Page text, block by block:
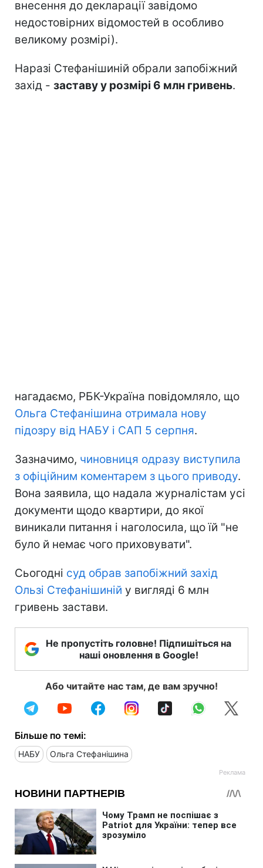
внесення до декларації завідомо
недостовірних відомостей в особливо
великому розмірі).
Наразі Стефанішиній обрали запобіжний
захід - заставу у розмірі 6 млн гривень.
нагадаємо, РБК-Україна повідомляло, що
Ольга Стефанішина отримала нову
підозру від НАБУ і САП 5 серпня.
Зазначимо, чиновниця одразу виступила
з офіційним коментарем з цього приводу.
Вона заявила, що надала журналістам усі
документи щодо квартири, до якої
виникали питання і наголосила, що їй "не
було й немає чого приховувати".
Сьогодні суд обрав запобіжний захід
Ользі Стефанішиній у вигляді 6 млн
гривень застави.
Не пропустіть головне! Підпишіться на
наші оновлення в Google!
Або читайте нас там, де вам зручно!
Більше по темі:
НАБУ Ольга Стефанішина